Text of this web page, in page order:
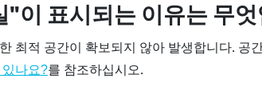
"‍이 표시되는 이유는 무
최적 공간이 확보되지 않아 발생합니다. 공
나요?를 참조하십시오.